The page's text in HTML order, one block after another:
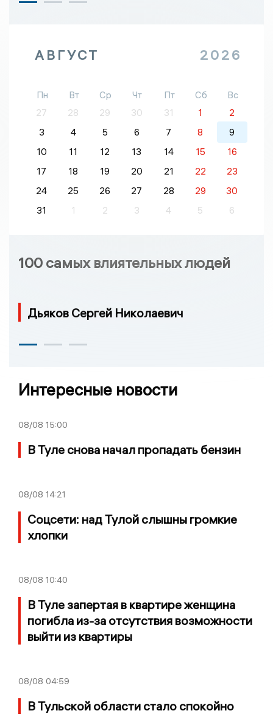
АВГУСТ 2026
Пн Вт Ср Чт Пт Сб
Вс
27
28 29 30 31 1
2
3
4 5 6 7 8
9
10
11 12 13 14 15
16
17
18 19 20 21 22
23
24
25 26 27 28 29
30
31
1 2 3 4 5 6
100 самых влиятельных людей
Дьяков Сергей Николаевич
Интересные новости
08/08 15:00
В Туле снова начал пропадать бензин
08/08 14:21
Соцсети: над Тулой слышны громкие
хлопки
08/08 10:40
В Туле запертая в квартире женщина
погибла из-за отсутствия возможности
выйти из квартиры
08/08 04:59
В Тульской области стало спокойно